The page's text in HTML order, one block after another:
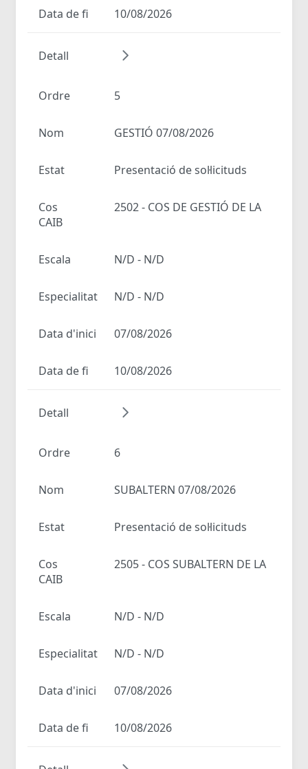
Data de fi 10/08/2026
Detall
Ordre 5
Nom GESTIÓ 07/08/2026
Estat Presentació de sol·licituds
Cos
2502 - COS DE GESTIÓ DE LA
CAIB
Escala N/D - N/D
Especialitat N/D - N/D
Data d'inici 07/08/2026
Data de fi 10/08/2026
Detall
Ordre 6
Nom SUBALTERN 07/08/2026
Estat Presentació de sol·licituds
Cos
2505 - COS SUBALTERN DE LA
CAIB
Escala N/D - N/D
Especialitat N/D - N/D
Data d'inici 07/08/2026
Data de fi 10/08/2026